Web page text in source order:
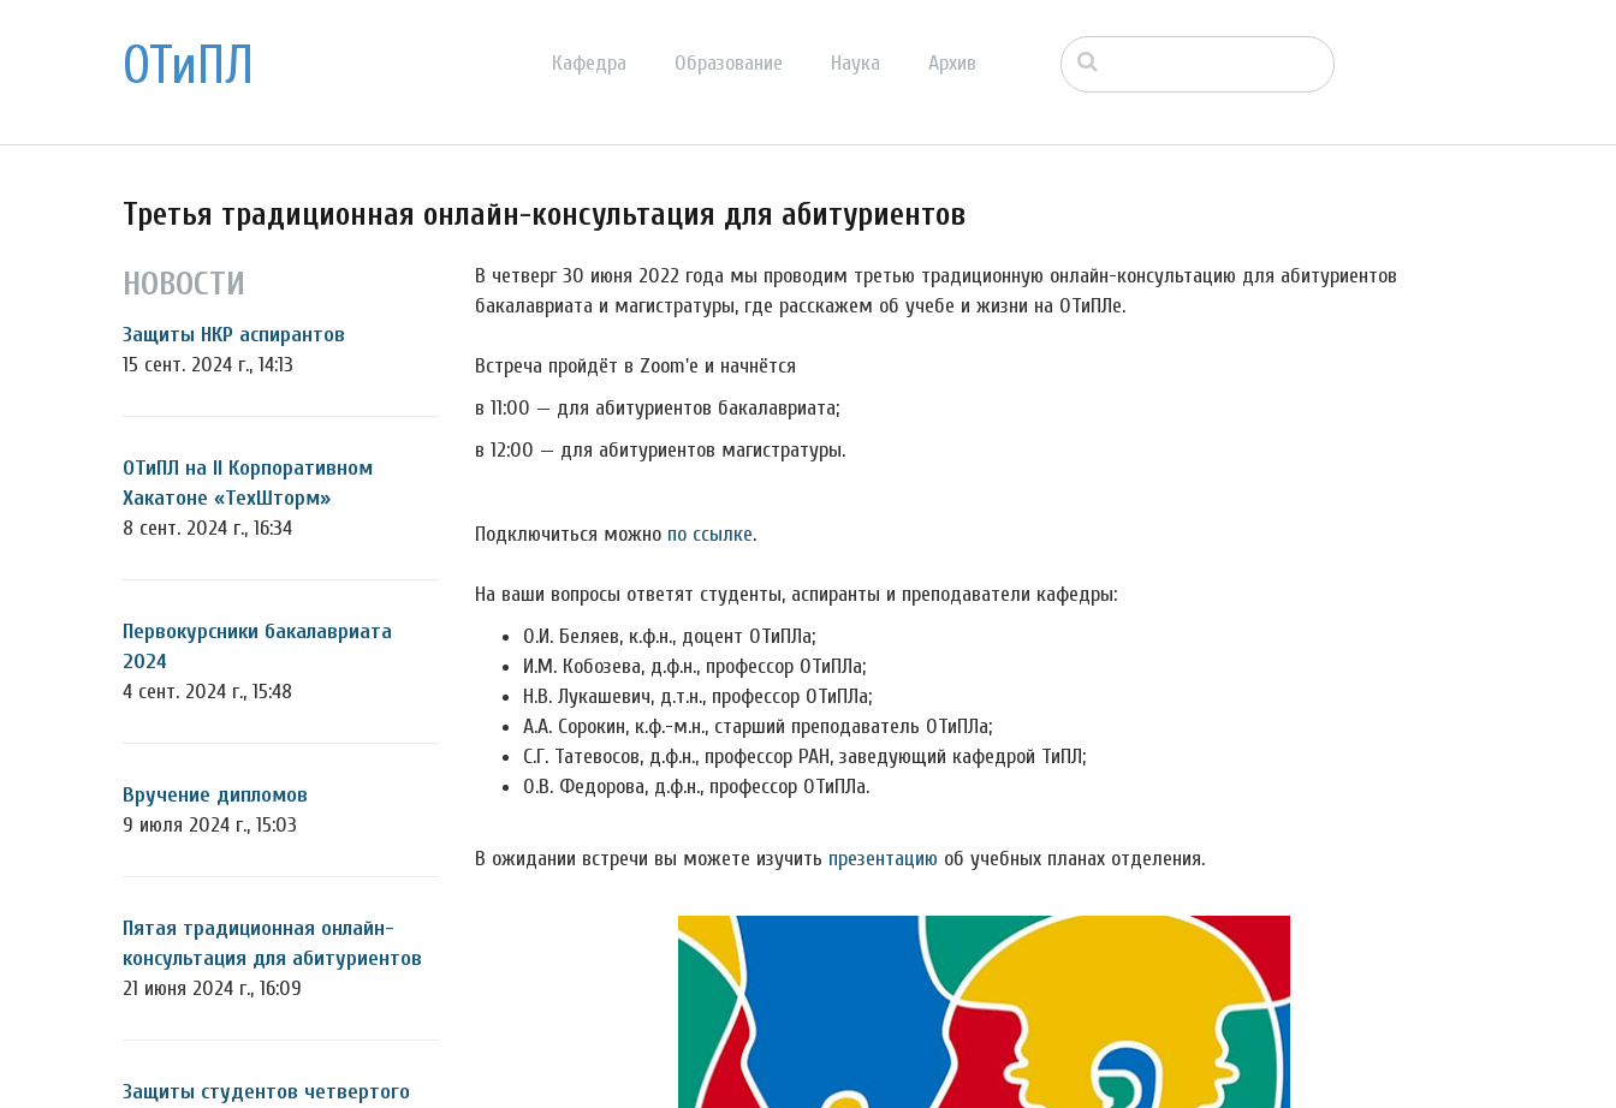
ОТиПЛ Кафедра Образование Наука Архив
Третья традиционная онлайн-консультация для абитуриентов
НОВОСТИ
Защиты НКР аспирантов
15 сент. 2024 г., 14:13
ОТиПЛ на II Корпоративном
Хакатоне «ТехШторм»
8 сент. 2024 г., 16:34
Первокурсники бакалавриата
2024
4 сент. 2024 г., 15:48
Вручение дипломов
9 июля 2024 г., 15:03
Пятая традиционная онлайн-
консультация для абитуриентов
21 июня 2024 г., 16:09
Защиты студентов четвертого
В четверг 30 июня 2022 года мы проводим третью традиционную онлайн-консультацию для абитуриентов
бакалавриата и магистратуры, где расскажем об учебе и жизни на ОТиПЛе.
Встреча пройдёт в Zoom'е и начнётся
в 11:00 — для абитуриентов бакалавриата;
в 12:00 — для абитуриентов магистратуры.
Подключиться можно по ссылке.
На ваши вопросы ответят студенты, аспиранты и преподаватели кафедры:
О.И. Беляев, к.ф.н., доцент ОТиПЛа;
И.М. Кобозева, д.ф.н., профессор ОТиПЛа;
Н.В. Лукашевич, д.т.н., профессор ОТиПЛа;
А.А. Сорокин, к.ф.-м.н., старший преподаватель ОТиПЛа;
С.Г. Татевосов, д.ф.н., профессор РАН, заведующий кафедрой ТиПЛ;
О.В. Федорова, д.ф.н., профессор ОТиПЛа.
В ожидании встречи вы можете изучить презентацию об учебных планах отделения.